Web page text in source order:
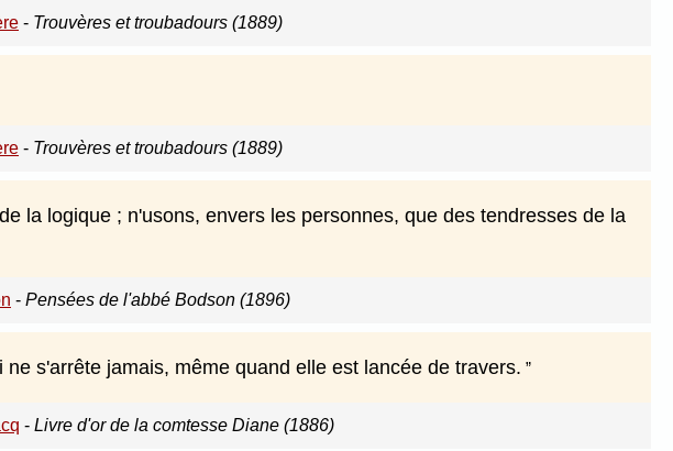
- Trouvères et troubadours (1889)
- Trouvères et troubadours (1889)
la logique ; n'usons, envers les personnes, que des tendresses de la
- Pensées de l'abbé Bodson (1896)
s'arrête jamais, même quand elle est lancée de travers.
- Livre d'or de la comtesse Diane (1886)